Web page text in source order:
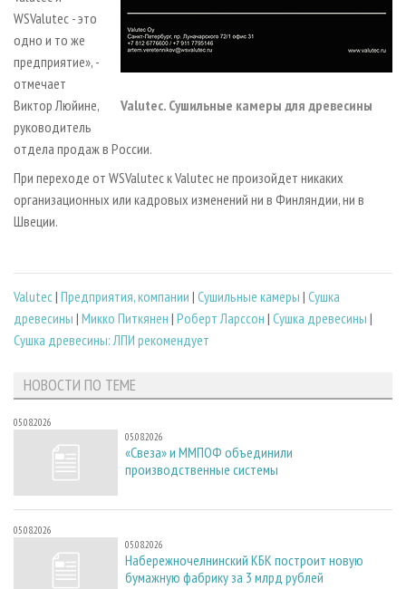
Valutec. Сушильные камеры для древесины
WSValutec - это
одно и то же
предприятие», -
отмечает
Виктор Люйине,
руководитель
отдела продаж в России.
При переходе от WSValutec к Valutec не произойдет никаких
организационных или кадровых изменений ни в Финляндии, ни в
Швеции.
Valutec| Предприятия, компании | Сушильные камеры | Сушка
древесины | Микко Питкянен | Роберт Ларссон | Сушка древесины |
Сушка древесины: ЛПИ рекомендует
НОВОСТИ ПО ТЕМЕ
05.08.2026
05.08.2026
«Свеза» и ММПОФ объединили
производственные системы
05.08.2026
05.08.2026
Набережночелнинский КБК построит новую
бумажную фабрику за 3 млрд рублей